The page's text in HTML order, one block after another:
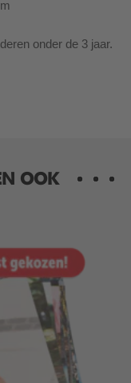
onder de 3 jaar.
OOK